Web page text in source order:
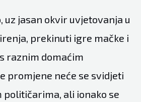
uz jasan okvir uvjetovanja u
prekinuti igre mačke i
raznim domaćim
promjene neće se svidjeti
političarima, ali ionako se